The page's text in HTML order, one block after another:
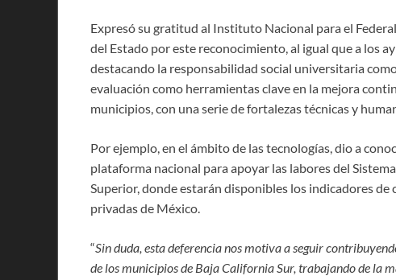
Expresó su gratitud al Instituto Nacional para el
del Estado por este reconocimiento, al igual que a los
destacando la responsabilidad social universitaria
evaluación como herramientas clave en la mejora
municipios, con una serie de fortalezas técnicas y
Por ejemplo, en el ámbito de las tecnologías, dio a
plataforma nacional para apoyar las labores del
Superior, donde estarán disponibles los indicadores
privadas de México.
“Sin duda, esta deferencia nos motiva a seguir
de los municipios de Baja California Sur, trabajando de la